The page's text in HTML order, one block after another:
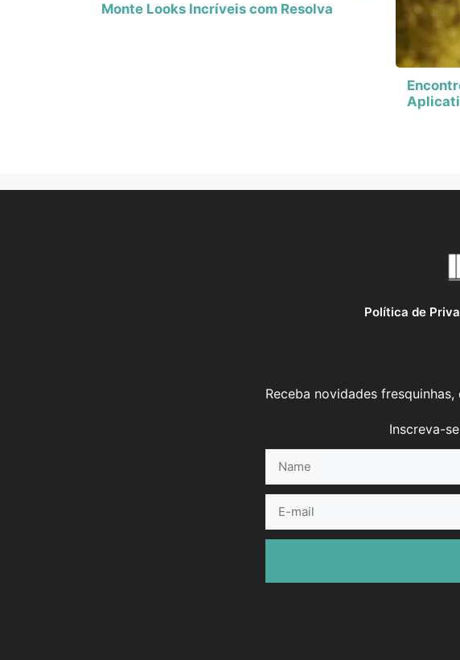
Monte Looks Incríveis com Resolva
Política de
Receba novidades
Inscreva-
mail